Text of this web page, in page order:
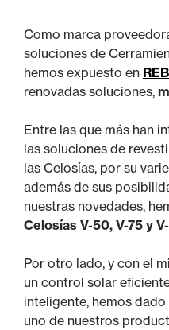
Como marca
soluciones de
hemos expuesto en
renovadas soluciones,
Entre las que más han
las soluciones de
las Celosías, por su
además de sus
nuestras novedades,
Celosías V-50, V-75 y
Por otro lado, y con el
un control solar
inteligente, hemos
uno de nuestros